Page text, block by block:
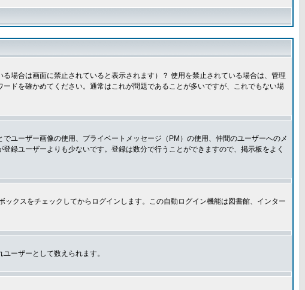
場合は画面に禁止されていると表示されます）？ 使用を禁止されている場合は、管理
ドを確かめてください。通常はこれが問題であることが多いですが、これでもない場
ユーザー画像の使用、プライベートメッセージ（PM）の使用、仲間のユーザーへのメ
録ユーザーよりも少ないです。登録は数分で行うことができますので、掲示板をよく
クスをチェックしてからログインします。この自動ログイン機能は図書館、インター
ーザーとして数えられます。